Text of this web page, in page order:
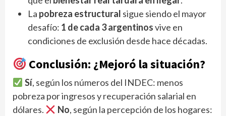
La pobreza estructural sigue siendo el mayor
desafío: 1 de cada 3 argentinosvive en
condiciones de exclusión desde hace décadas.
Conclusión: ¿Mejoró la situación?
Sí, según los números del INDEC: menos
pobreza por ingresos y recuperación salarial en
dólares.
No, según la percepción de los hogares: